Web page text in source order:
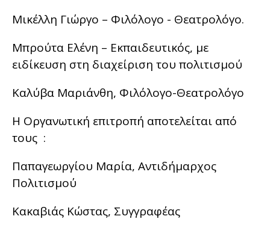
Μικέλλη Γιώργο – Φιλόλογο - Θεατρολόγο.
Μπρούτα Ελένη – Εκπαιδευτικός, με
ειδίκευση στη διαχείριση του πολιτισμού
Καλύβα Μαριάνθη, Φιλόλογο-Θεατρολόγο
Η Οργανωτική επιτροπή αποτελείται από
τους :
Παπαγεωργίου Μαρία, Αντιδήμαρχος
Πολιτισμού
Κακαβιάς Κώστας, Συγγραφέας